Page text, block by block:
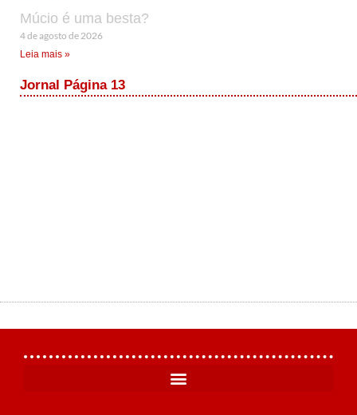
Múcio é uma besta?
4 de agosto de 2026
Leia mais »
Jornal Página 13